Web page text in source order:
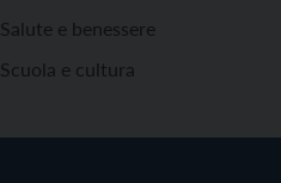
Salute e benessere
Scuola e cultura